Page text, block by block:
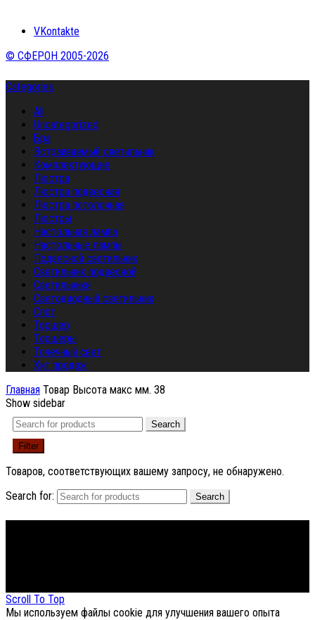
VKontakte
© СФЕРОН 2005-2026
Categories
All
Uncategorized
Бра
Встраиваемый светильник
Комплектующие
Люстра
Люстра подвесная
Люстра потолочная
Люстры
Настольная лампа
Настольные лампы
Подвесной светильник
Светильник подвесной
Светильники
Светодиодный светильник
Спот
Торшер
Торшеры
Точечный свет
Хит продаж
Главная Товар Высота макс мм. 38
Show sidebar
Search
Filter
Товаров, соответствующих вашему запросу, не обнаружено.
Search for:
Search
Scroll To Top
Мы используем файлы cookie для улучшения вашего опыта